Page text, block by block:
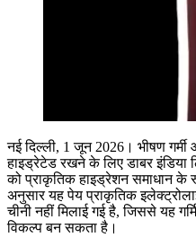
नई दिल्ली, 1 जून 2026। भीषण
हाइड्रेटेड रखने के लिए डाबर इंडिया
को प्राकृतिक हाइड्रेशन समाधान
अनुसार यह पेय प्राकृतिक
चीनी नहीं मिलाई गई है, जिससे यह
विकल्प बन सकता है।